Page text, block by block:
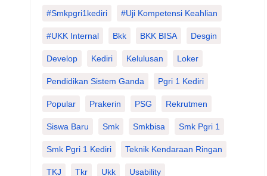
#smkpgri1kediri #Uji Kompetensi Keahlian
#UKK Internal Bkk BKK BISA Desgin
Develop Kediri Kelulusan Loker
Pendidikan Sistem Ganda Pgri 1 Kediri
Popular Prakerin PSG Rekrutmen
Siswa Baru Smk Smkbisa Smk Pgri 1
Smk Pgri 1 Kediri Teknik Kendaraan Ringan
TKJ Tkr Ukk Usability